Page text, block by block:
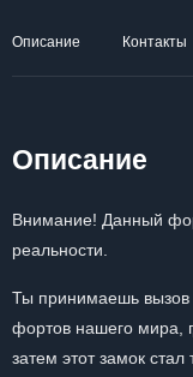
Описание Контакты
Описание
Внимание! Данный
реальности.
Ты принимаешь
фортов нашего мира,
затем этот замок